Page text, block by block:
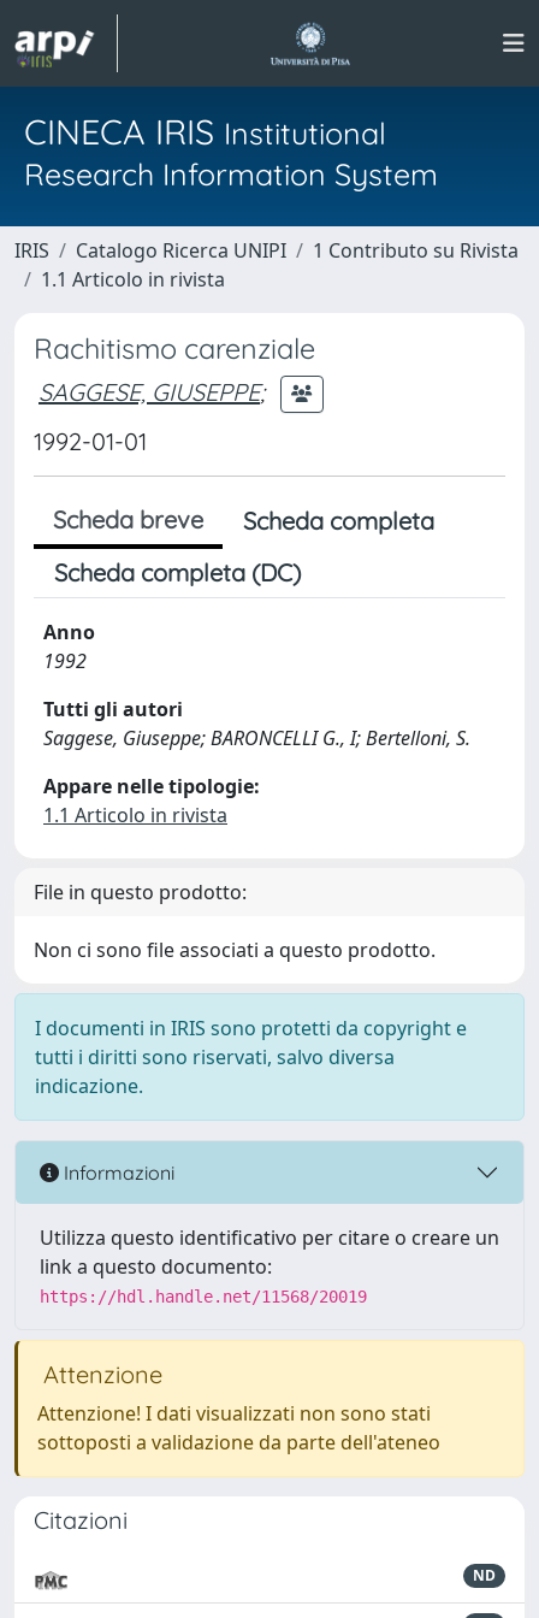
CINECA IRIS Institutional
Research Information System
IRIS Catalogo Ricerca UNIPI
1 Contributo su Rivista
1.1 Articolo in rivista
Rachitismo carenziale
SAGGESE, GIUSEPPE;
1992-01-01
Scheda breve
Scheda completa
Scheda completa (DC)
Anno
1992
Tutti gli autori
Saggese, Giuseppe; BARONCELLI G., I; Bertelloni, S.
Appare nelle tipologie:
1.1 Articolo in rivista
File in questo prodotto:
Non ci sono file associati a questo prodotto.
I documenti in IRIS sono protetti da copyright e
tutti i diritti sono riservati, salvo diversa
indicazione.
Informazioni
Utilizza questo identificativo per citare o creare un
link a questo documento:
https://hdl.handle.net/11568/20019
Attenzione
Attenzione! I dati visualizzati non sono stati
sottoposti a validazione da parte dell'ateneo
Citazioni
ND